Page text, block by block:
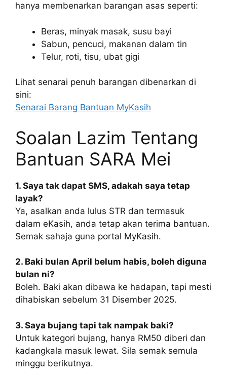
hanya membenarkan barangan asas seperti:
Beras, minyak masak, susu bayi
Sabun, pencuci, makanan dalam tin
Telur, roti, tisu, ubat gigi
Lihat senarai penuh barangan dibenarkan di
sini:
Senarai Barang Bantuan MyKasih
Soalan Lazim Tentang
Bantuan SARA Mei
1. Saya tak dapat SMS, adakah saya tetap
layak?
Ya, asalkan anda lulus STR dan termasuk
dalam eKasih, anda tetap akan terima bantuan.
Semak sahaja guna portal MyKasih.
2. Baki bulan April belum habis, boleh diguna
bulan ni?
Boleh. Baki akan dibawa ke hadapan, tapi mesti
dihabiskan sebelum 31 Disember 2025.
3. Saya bujang tapi tak nampak baki?
Untuk kategori bujang, hanya RM50 diberi dan
kadangkala masuk lewat. Sila semak semula
minggu berikutnya.